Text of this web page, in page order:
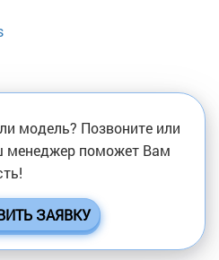
модель? Позвоните или
менеджер поможет Вам
ЗАЯВКУ